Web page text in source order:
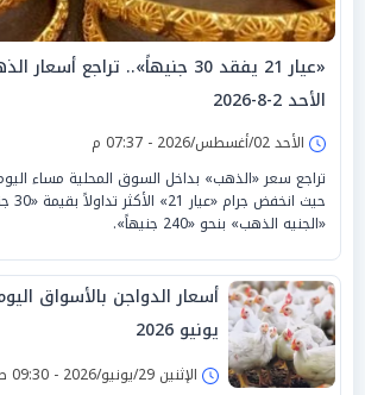
«عيار 21 يفقد 30 جنيهاً».. تراجع
الأحد 2-8-2026
الأحد 02/أغسطس/2026 - 07:37 م
«الجنيه الذهب» بنحو «240 جنيهاً».
يونيو 2026
الإثنين 29/يونيو/2026 - 09:30 ص